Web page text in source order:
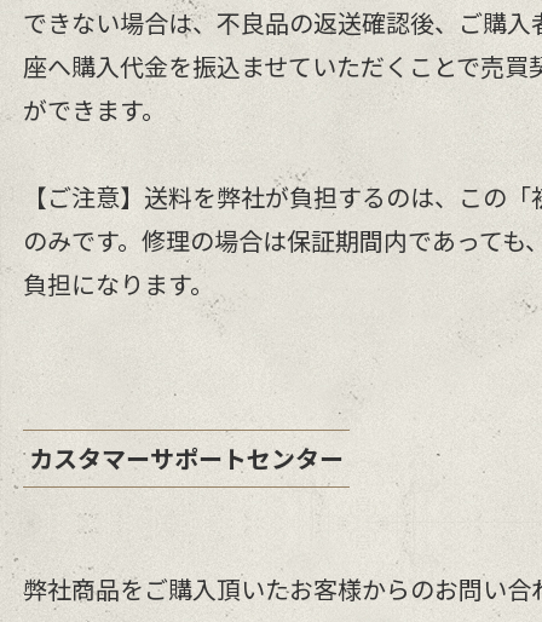
できない場合は、不良品の返送確認後、ご購
座へ購入代金を振込ませていただくことで売買
ができます。
【ご注意】送料を弊社が負担するのは、この
のみです。修理の場合は保証期間内であっても
負担になります。
カスタマーサポートセンター
弊社商品をご購入頂いたお客様からのお問い